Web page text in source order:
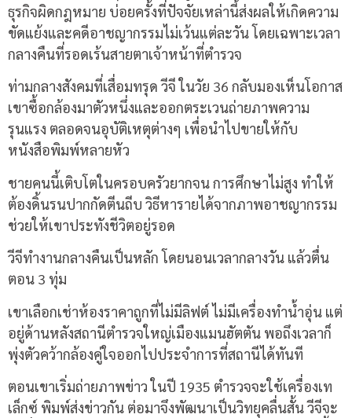
ธุรกิจผิดกฎหมาย บ่อยครั้งที่ปัจจัยเหล่านี้ส่งผลให้เกิดความ
ขัดแย้งและคดีอาชญากรรมไม่เว้นแต่ละวัน โดยเฉพาะเวลา
กลางคืนที่รอดเร้นสายตาเจ้าหน้าที่ตำรวจ
ท่ามกลางสังคมที่เสื่อมทรุด วีจี ในวัย 36 กลับมองเห็นโอกาส
เขาซื้อกล้องมาตัวหนึ่งและออกตระเวนถ่ายภาพความ
รุนแรง ตลอดจนอุบัติเหตุต่างๆ เพื่อนำไปขายให้กับ
หนังสือพิมพ์หลายหัว
ชายคนนี้เติบโตในครอบครัวยากจน การศึกษาไม่สูง ทำให้
ต้องดิ้นรนปากกัดตีนถีบ วิธีหารายได้จากภาพอาชญากรรม
ช่วยให้เขาประทังชีวิตอยู่รอด
วีจีทำงานกลางคืนเป็นหลัก โดยนอนเวลากลางวัน แล้วตื่น
ตอน 3 ทุ่ม
เขาเลือกเช่าห้องราคาถูกที่ไม่มีลิฟต์ ไม่มีเครื่องทำน้ำอุ่น แต่
อยู่ด้านหลังสถานีตำรวจใหญ่เมืองแมนฮัตตัน พอถึงเวลาก็
พุ่งตัวคว้ากล้องคู่ใจออกไปประจำการที่สถานีได้ทันที
ตอนเขาเริ่มถ่ายภาพข่าว ในปี 1935 ตำรวจจะใช้เครื่องเท
เล็กซ์ พิมพ์ส่งข่าวกัน ต่อมาจึงพัฒนาเป็นวิทยุคลื่นสั้น วีจีจะ